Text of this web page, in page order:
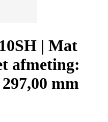
| Mat
afmeting:
mm